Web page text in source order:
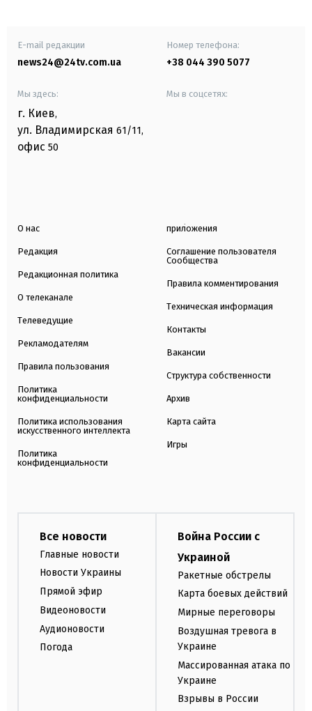
E-mail редакции
news24@24tv.com.ua
Номер телефона:
+38 044 390 5077
Мы здесь:
г. Киев,
ул. Владимирская 61/11,
офис 50
Мы в соцсетях:
О нас
Редакция
Редакционная политика
О телеканале
Телеведущие
Рекламодателям
Правила пользования
Политика
конфиденциальности
Политика использования
искусственного интеллекта
Политика
конфиденциальности
приложения
Соглашение пользователя
Сообщества
Правила комментирования
Техническая информация
Контакты
Вакансии
Структура собственности
Архив
Карта сайта
Игры
Все новости
Главные новости
Новости Украины
Прямой эфир
Видеоновости
Аудионовости
Погода
Война России с
Украиной
Ракетные обстрелы
Карта боевых действий
Мирные переговоры
Воздушная тревога в
Украине
Массированная атака по
Украине
Взрывы в России